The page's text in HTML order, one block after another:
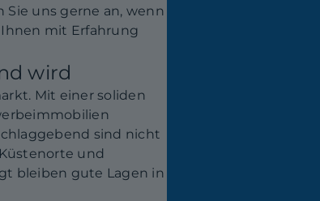
uns gerne an, wenn
mit Erfahrung
wird
Mit einer soliden
sind nicht
und
bleiben gute Lagen in